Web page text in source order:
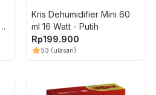
Kris Dehumidifier Mini 60
ml 16 Watt - Putih
Rp199.900
53 (ulasan)